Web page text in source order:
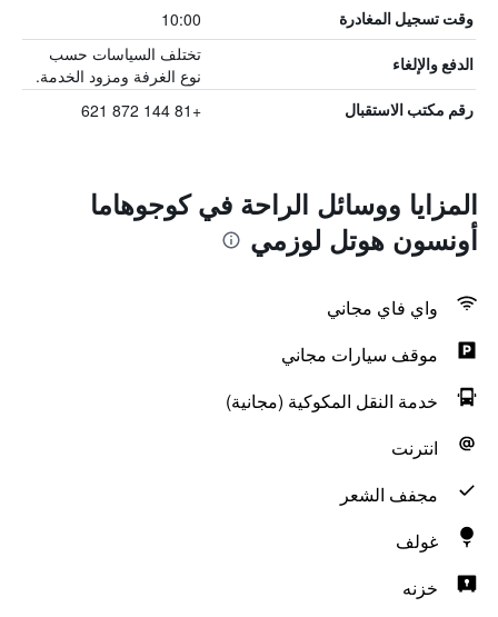
وقت تسجيل المغادرة 10:00
الدفع والإلغاء
تختلف السياسات حسب
نوع الغرفة ومزود الخدمة.
رقم مكتب الاستقبال +81 144 872 621
المزايا ووسائل الراحة في كوجوهاما
أونسون هوتل لوزمي
واي فاي مجاني
موقف سيارات مجاني
خدمة النقل المكوكية (مجانية)
انترنت
مجفف الشعر
غولف
خزنه